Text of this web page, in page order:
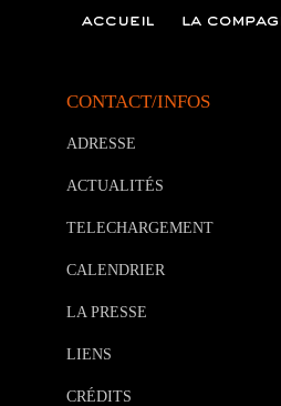
CONTACT/INFOS
ADRESSE
ACTUALITÉS
TELECHARGEMENT
CALENDRIER
LA PRESSE
LIENS
CRÉDITS